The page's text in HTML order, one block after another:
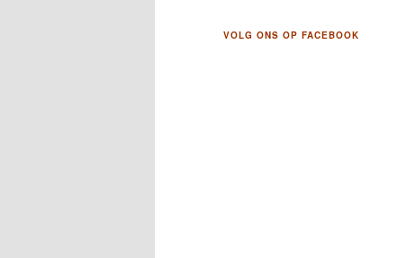
VOLG ONS OP FACEBOOK